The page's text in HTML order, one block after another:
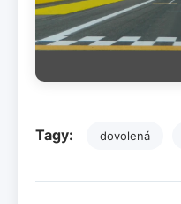
Tagy: dovolená